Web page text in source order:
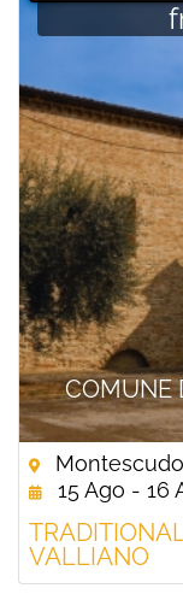
COMUNE
15 Ago - 16
VALLIANO